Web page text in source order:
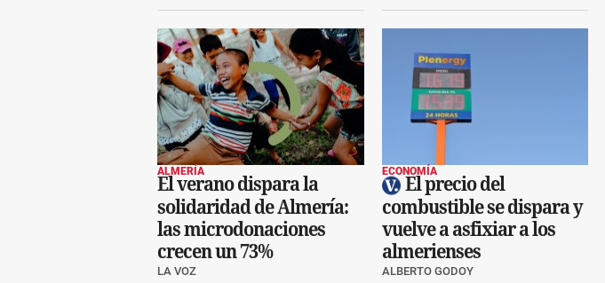
ALMERÍA
El verano dispara la
solidaridad de Almería:
las microdonaciones
crecen un 73%
LA VOZ
ECONOMÍA
El precio del
combustible se dispara y
vuelve a asfixiar a los
almerienses
ALBERTO GODOY